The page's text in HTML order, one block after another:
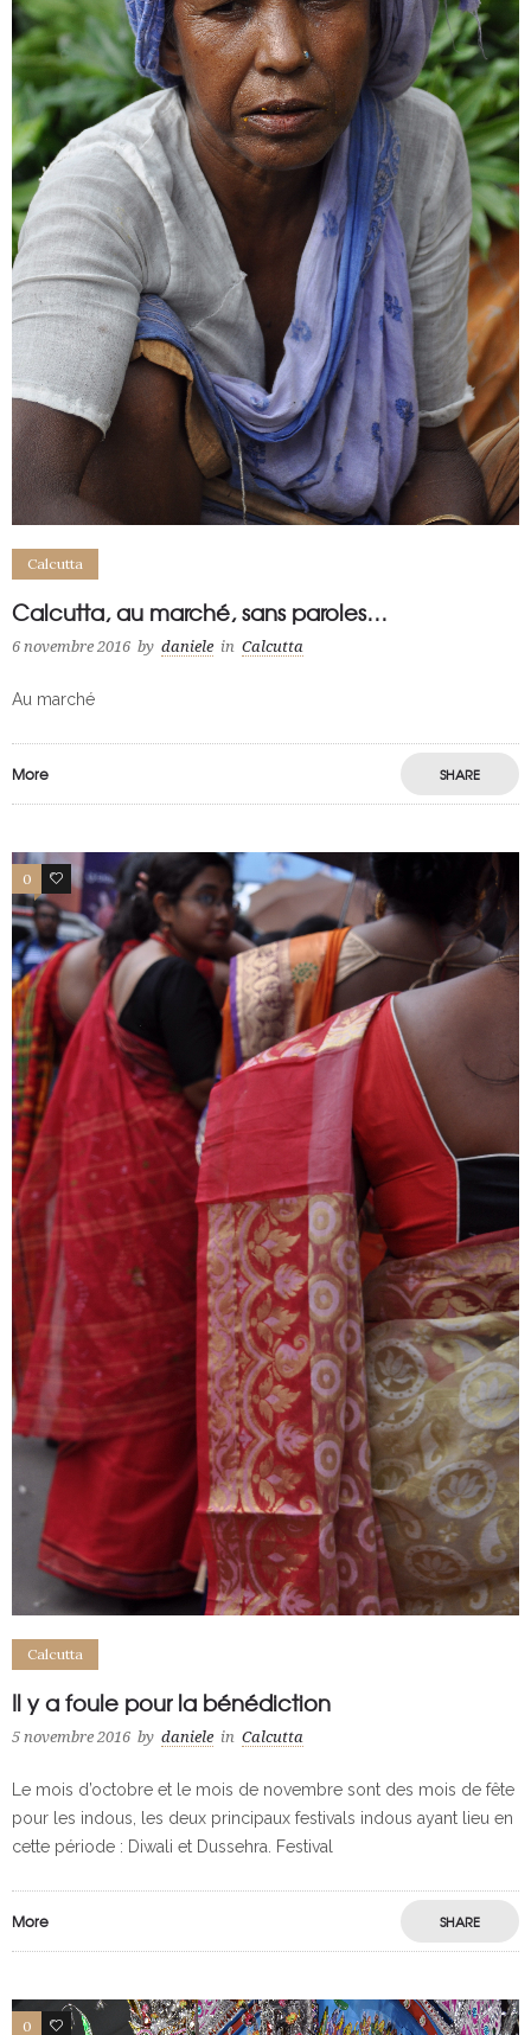
Calcutta
Calcutta, au marché, sans paroles…
6 novembre 2016 by daniele in Calcutta
Au marché
More SHARE
0 0
Calcutta
Il y a foule pour la bénédiction
5 novembre 2016 by daniele in Calcutta
Le mois d’octobre et le mois de novembre sont des mois de fête
pour les indous, les deux principaux festivals indous ayant lieu en
cette période : Diwali et Dussehra. Festival
More SHARE
0 0